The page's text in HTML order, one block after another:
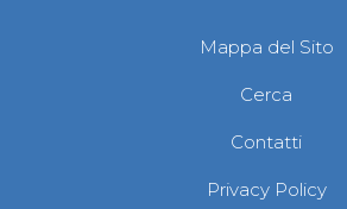
Arti marziali
Aikido
Ju Jitsu
Sumo
Capoeira
Grappling
BJJ
Pancrazio/
Mappa del Sito
Cerca
Contatti
Privacy Policy